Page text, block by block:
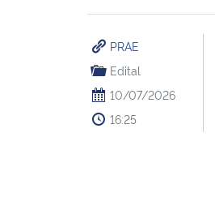
PRAE
Edital
10/07/2026
16:25